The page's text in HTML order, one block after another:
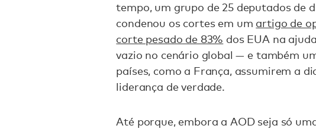
tempo, um grupo de 25 deputados de
condenou os cortes em um artigo de
corte pesado de 83% dos EUA na
vazio no cenário global — e também
países, como a França, assumirem a
liderança de verdade.
Até porque, embora a AOD seja só